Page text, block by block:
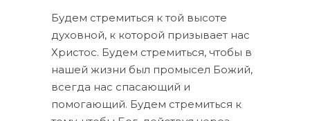
Будем стремиться к той высоте
духовной, к которой призывает нас
Христос. Будем стремиться, чтобы в
нашей жизни был промысел Божий,
всегда нас спасающий и
помогающий. Будем стремиться к